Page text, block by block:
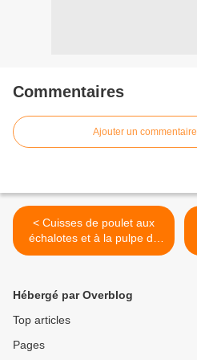
Commentaires
Ajouter un commentaire
< Cuisses de poulet aux
échalotes et à la pulpe de
tomate au Cookéo
Hébergé par Overblog
Top articles
Pages